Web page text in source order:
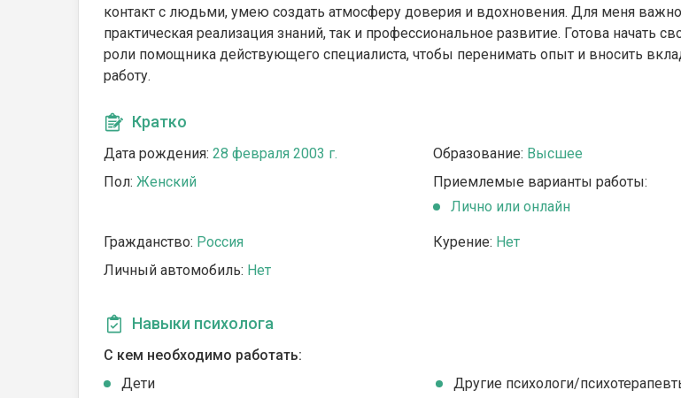
контакт с людьми, умею создать атмосферу доверия и вдохновения. Для меня
практическая реализация знаний, так и профессиональное развитие. Готова начать
роли помощника действующего специалиста, чтобы перенимать опыт и вносить
работу.
Кратко
Дата рождения: 28 февраля 2003 г. Образование: Высшее
Пол: Женский
Приемлемые варианты работы:
Лично или онлайн
Гражданство: Россия Курение: Нет
Личный автомобиль: Нет
Навыки психолога
С кем необходимо работать:
Дети
Другие психологи/